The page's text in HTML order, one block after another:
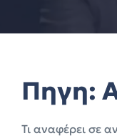
Πηγη:
Τι αναφέρει σε